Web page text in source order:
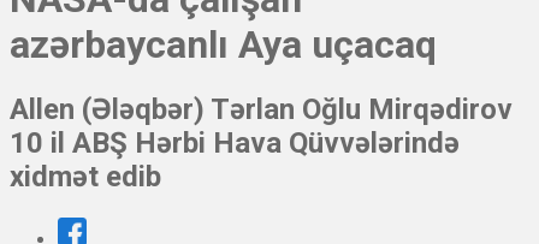
azərbaycanlı Aya uçacaq
Allen (Ələqbər) Tərlan Oğlu Mirqədirov
10 il ABŞ Hərbi Hava Qüvvələrində
xidmət edib